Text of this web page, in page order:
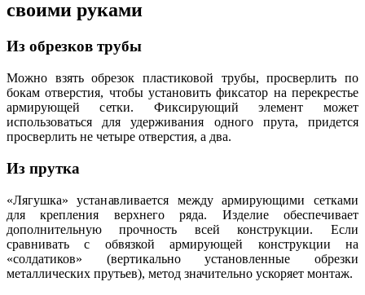
своими руками
Из обрезков трубы
Можно взять обрезок пластиковой трубы, просверлить по
бокам отверстия, чтобы установить фиксатор на перекрестье
армирующей сетки. Фиксирующий элемент может
использоваться для удерживания одного прута, придется
просверлить не четыре отверстия, а два.
Из прутка
«Лягушка» устанавливается между армирующими сетками
для крепления верхнего ряда. Изделие обеспечивает
дополнительную прочность всей конструкции. Если
сравнивать с обвязкой армирующей конструкции на
«солдатиков» (вертикально установленные обрезки
металлических прутьев), метод значительно ускоряет монтаж.